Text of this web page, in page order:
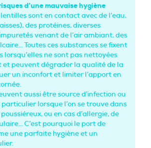
d’une mauvaise hygiène
sont en contact avec de l’eau,
des protéines, diverses
venant de l’air ambiant, des
Toutes ces substances se fixent
lorsqu’elles ne sont pas nettoyées
et peuvent dégrader la qualité de la
un inconfort et limiter l’apport en
aussi être source d’infection ou
lorsque l’on se trouve dans
ou en cas d’allergie, de
C’est pourquoi le port de
une parfaite hygiène et un